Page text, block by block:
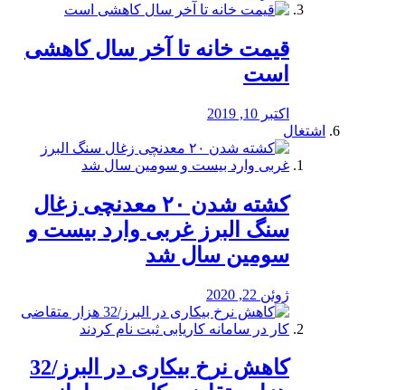
قیمت خانه تا آخر سال کاهشی
است
اکتبر 10, 2019
اشتغال
کشته شدن ۲۰ معدنچی زغال
سنگ البرز غربی وارد بیست و
سومین سال شد
ژوئن 22, 2020
کاهش نرخ بیکاری در البرز/32